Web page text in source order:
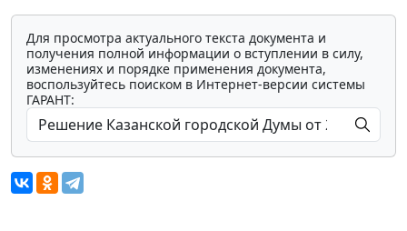
Для просмотра актуального текста документа и
получения полной информации о вступлении в силу,
изменениях и порядке применения документа,
воспользуйтесь поиском в Интернет-версии системы
ГАРАНТ: